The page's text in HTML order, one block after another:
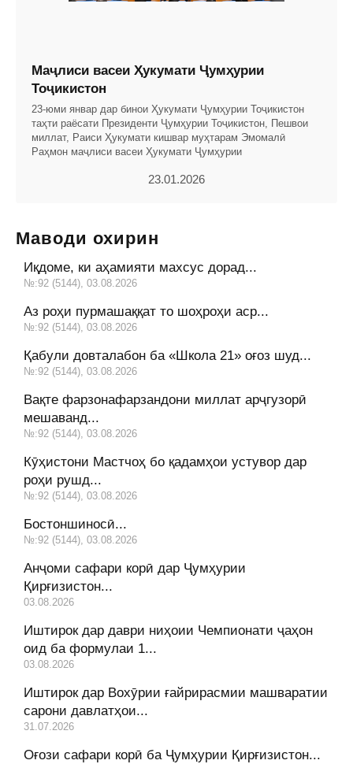
Маҷлиси васеи Ҳукумати Ҷумҳурии
Тоҷикистон
23-юми январ дар бинои Ҳукумати Ҷумҳурии Тоҷикистон
таҳти раёсати Президенти Ҷумҳурии Тоҷикистон, Пешвои
миллат, Раиси Ҳукумати кишвар муҳтарам Эмомалӣ
Раҳмон маҷлиси васеи Ҳукумати Ҷумҳурии
23.01.2026
Маводи охирин
Иқдоме, ки аҳамияти махсус дорад...
№:92 (5144), 03.08.2026
Аз роҳи пурмашаққат то шоҳроҳи аср...
№:92 (5144), 03.08.2026
Қабули довталабон ба «Школа 21» оғоз шуд...
№:92 (5144), 03.08.2026
Вақте фарзонафарзандони миллат арҷгузорӣ
мешаванд...
№:92 (5144), 03.08.2026
Кӯҳистони Мастчоҳ бо қадамҳои устувор дар
роҳи рушд...
№:92 (5144), 03.08.2026
Бостоншиносӣ...
№:92 (5144), 03.08.2026
Анҷоми сафари корӣ дар Ҷумҳурии
Қирғизистон...
03.08.2026
Иштирок дар даври ниҳоии Чемпионати ҷаҳон
оид ба формулаи 1...
03.08.2026
Иштирок дар Вохӯрии ғайрирасмии машваратии
сарони давлатҳои...
31.07.2026
Оғози сафари корӣ ба Ҷумҳурии Қирғизистон...